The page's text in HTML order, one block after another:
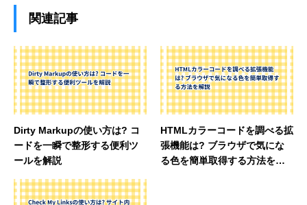
関連記事
Dirty Markupの使い方は? コ
ードを一瞬で整形する便利ツ
ールを解説
HTMLカラーコードを調べる拡
張機能は? ブラウザで気にな
る色を簡単取得する方法を解